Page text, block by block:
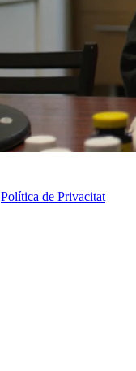
Política de Privacitat